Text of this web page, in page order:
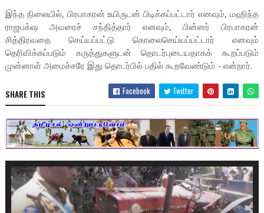
இந்த நிலையில், பிரபாகரன் உயிருடன் பிடிக்கப்பட்டார் எனவும், மஹிந்த
ராஜபக்‌ஷ அவரைச் சந்தித்தார் எனவும், பின்னர் பிரபாகரன்
சித்திரவதை செய்யப்பட்டு கொலைசெய்யப்பட்டார் எனவும்
தெரிவிக்கப்படும் கருத்துகளுடன் தொடர்புடையதாகக் கூறப்படும்
முன்னாள் அமைச்சரே இது தொடர்பில் பதில் கூறவேண்டும் - என்றார்.
SHARE THIS Facebook Twitter